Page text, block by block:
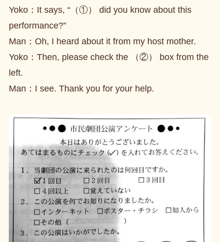
Yoko：It says, “（①） did you know about this
performance?”
Man：Oh, I heard about it from my host mother.
Yoko：Then, please check the （②） box from the
left.
Man：I see. Thank you for your help.